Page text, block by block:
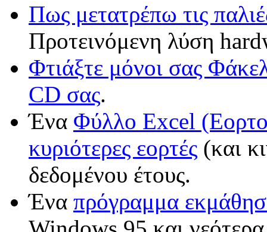
Πως μετατρέπω τις
Προτεινόμενη λύση
Φτιάξτε μόνοι σας
CD σας.
Ένα Φύλλο Excel
κυριότερες εορτές (και
δεδομένου έτους.
Ένα πρόγραμμα